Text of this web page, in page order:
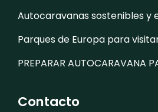
Autocaravanas sostenibles y
Parques de Europa para
PREPARAR AUTOCARAVANA
Contacto